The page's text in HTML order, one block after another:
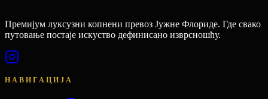
Премијум луксузни копнени превоз Јужне Флориде. Где свако
путовање постаје искуство дефинисано изврсношћу.
НАВИГАЦИЈА